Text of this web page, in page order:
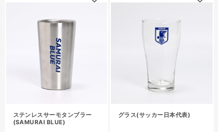
ステンレスサーモタンブラー
(SAMURAI BLUE)
グラス(サッカー日本代表)